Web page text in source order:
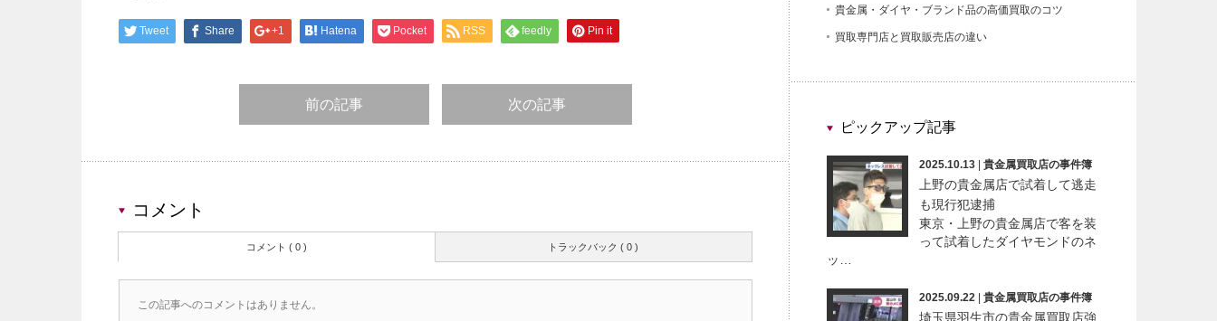
Tweet Share +1 Hatena Pocket RSS feedly Pin it
前の記事 次の記事
コメント
トラックバック ( 0 )
コメント ( 0 )
この記事へのコメントはありません。
貴金属・ダイヤ・ブランド品の高価買取のコツ
買取専門店と買取販売店の違い
ピックアップ記事
2025.10.13 貴金属買取店の事件簿
上野の貴金属店で試着して逃走
も現行犯逮捕
東京・上野の貴金属店で客を装
って試着したダイヤモンドのネ
ッ…
2025.09.22 貴金属買取店の事件簿
埼玉県羽生市の貴金属買取店強